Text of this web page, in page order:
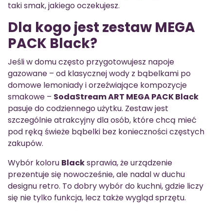
taki smak, jakiego oczekujesz.
Dla kogo jest zestaw MEGA
PACK Black?
Jeśli w domu często przygotowujesz napoje
gazowane – od klasycznej wody z bąbelkami po
domowe lemoniady i orzeźwiające kompozycje
smakowe – SodaStream ART MEGA PACK Black
pasuje do codziennego użytku. Zestaw jest
szczególnie atrakcyjny dla osób, które chcą mieć
pod ręką świeże bąbelki bez konieczności częstych
zakupów.
Wybór koloru Blacksprawia, że urządzenie
prezentuje się nowocześnie, ale nadal w duchu
designu retro. To dobry wybór do kuchni, gdzie liczy
się nie tylko funkcja, lecz także wygląd sprzętu.